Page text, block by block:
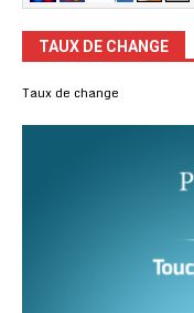
TAUX DE CHANGE
Taux de change